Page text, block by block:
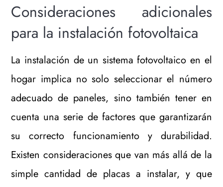
Consideraciones adicionales
para la instalación fotovoltaica
La instalación de un sistema fotovoltaico en el
hogar implica no solo seleccionar el número
adecuado de paneles, sino también tener en
cuenta una serie de factores que garantizarán
su correcto funcionamiento y durabilidad.
Existen consideraciones que van más allá de la
simple cantidad de placas a instalar, y que